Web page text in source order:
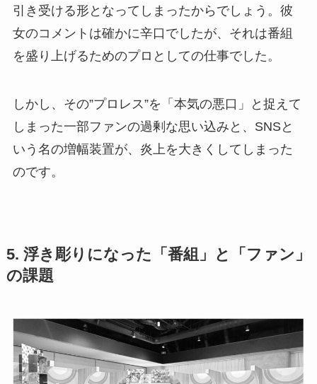
引き受ける形となってしまったからでしょう。彼
女のコメントは確かに辛口でしたが、それは番組
を盛り上げるためのプロとしての仕事でした。
しかし、その”プロレス”を「本気の悪口」と捉えて
しまった一部ファンの過剰な思い込みと、SNSと
いう名の増幅装置が、炎上を大きくしてしまった
のです。
5. 浮き彫りになった「番組」と「ファン」
の課題